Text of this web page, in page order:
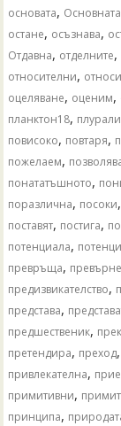
основата, Основната
остане, осъзнава,
Отдавна, отделните,
относителни,
оцеляване, оценим,
планктон18,
повисоко, повтаря,
пожелаем,
понататъшното,
поразлична, посоки,
поставят, постига,
потенциала,
превръща, превърне
предизвикателство,
представа,
предшественик,
претендира, преход,
привлекателна,
примитивни,
принципа,